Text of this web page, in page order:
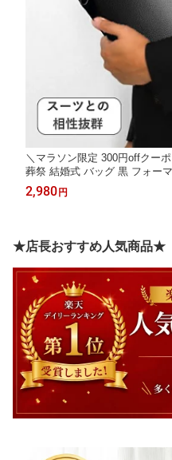
＼マラソン限定 300円offクー
葬祭 結婚式 バッグ 黒 フォー
ンパクト PUレザー おしゃれ
袋対応 パーティー 披露宴 法事
2,980 円
★店長おすすめ人気商品★